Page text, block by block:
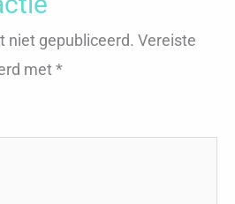
niet gepubliceerd. Vereiste
met*